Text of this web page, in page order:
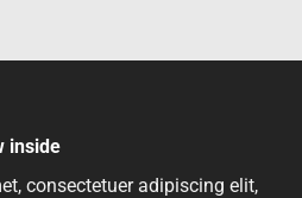
inside
consectetuer adipiscing elit,